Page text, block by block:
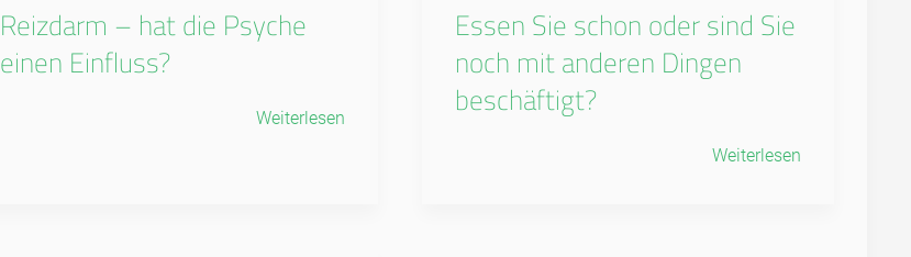
Reizdarm – hat die Psyche
einen Einfluss?
Weiterlesen
Essen Sie schon oder sind Sie
noch mit anderen Dingen
beschäftigt?
Weiterlesen